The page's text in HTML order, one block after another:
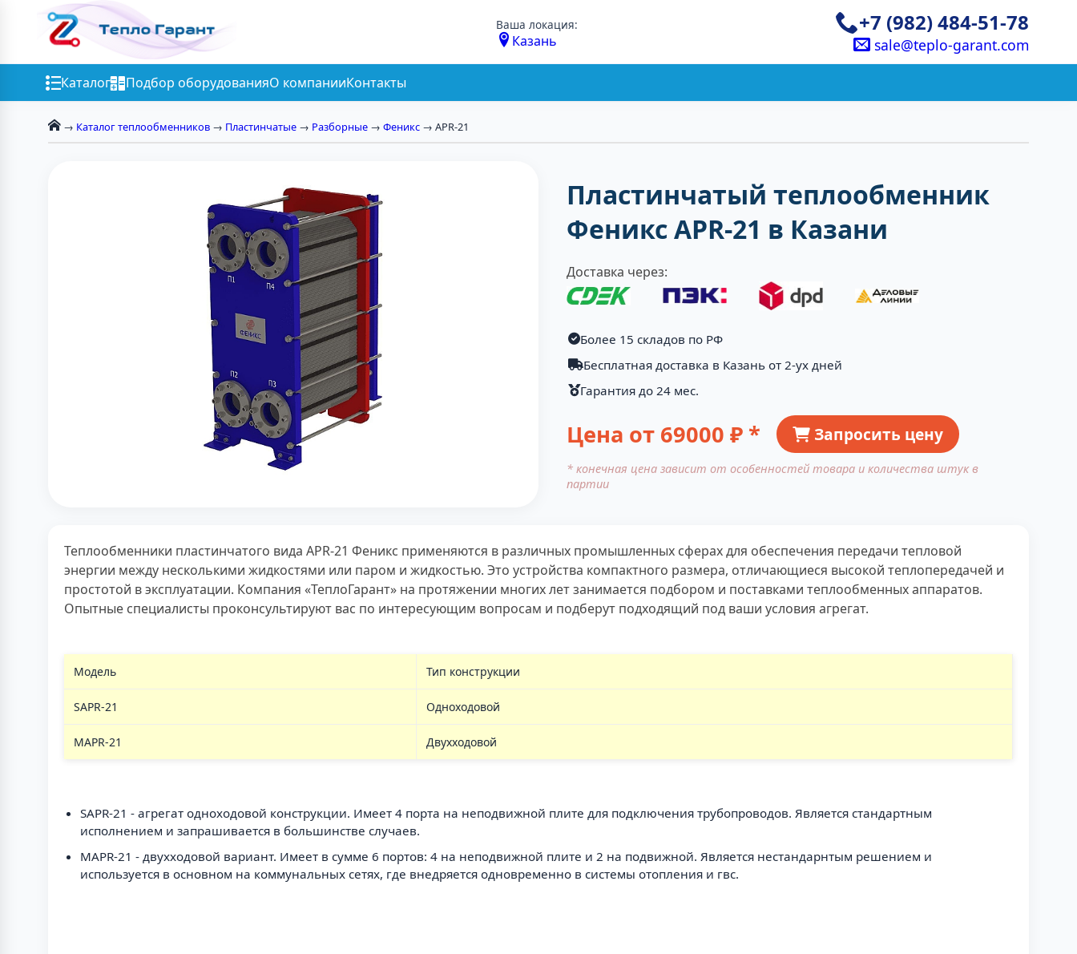
Ваша локация:
Казань
+7 (982) 484-51-78
sale@teplo-garant.com
Каталог Подбор оборудованияО компанииКонтакты
→ Каталог теплообменников → Пластинчатые → Разборные → Феникс → APR-21
Пластинчатый теплообменник
Феникс APR-21 в Казани
Доставка через:
Более 15 складов по РФ
Бесплатная доставка в Казань от 2-ух дней
Гарантия до 24 мес.
Цена от 69000 ₽ * Запросить цену
* конечная цена зависит от особенностей товара и количества штук в
партии
Теплообменники пластинчатого вида APR-21 Феникс применяются в различных промышленных сферах для обеспечения передачи тепловой
энергии между несколькими жидкостями или паром и жидкостью. Это устройства компактного размера, отличающиеся высокой теплопередачей и
простотой в эксплуатации. Компания «ТеплоГарант» на протяжении многих лет занимается подбором и поставками теплообменных аппаратов.
Опытные специалисты проконсультируют вас по интересующим вопросам и подберут подходящий под ваши условия агрегат.
Модель Тип конструкции
SAPR-21 Одноходовой
MAPR-21 Двухходовой
SAPR-21 - агрегат одноходовой конструкции. Имеет 4 порта на неподвижной плите для подключения трубопроводов. Является стандартным
исполнением и запрашивается в большинстве случаев.
MAPR-21 - двухходовой вариант. Имеет в сумме 6 портов: 4 на неподвижной плите и 2 на подвижной. Является нестандарнтым решением и
используется в основном на коммунальных сетях, где внедряется одновременно в системы отопления и гвс.